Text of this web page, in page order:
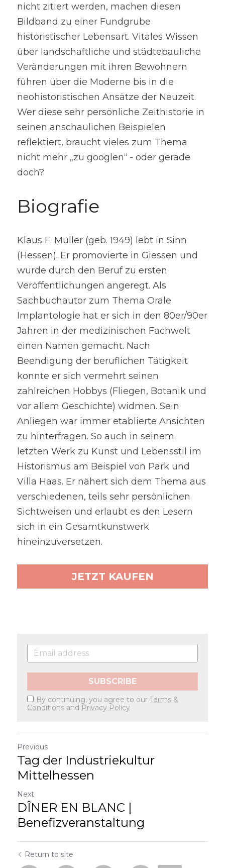
nicht zitiert werden, machen diesen
Bildband zu einer Fundgrube
historistischer Lebensart. Vitales Wissen
über landschaftliche und städtebauliche
Veränderungen mit ihren Bewohnern
führen über die Moderne bis in die
neohistoristischen Ansätze der Neuzeit.
Wer diese sehr persönliche Zeithistorie in
seinen anschaulichen Beispielen
reflektiert, braucht vieles zum Thema
nicht mehr „zu googlen“ - oder gerade
doch?
Biografie
Klaus F. Müller (geb. 1949) lebt in Sinn
(Hessen). Er promovierte in Giessen und
wurde durch den Beruf zu ersten
Veröffentlichungen angeregt. Als
Sachbuchautor zum Thema Orale
Implantologie hat er sich in den 80er/90er
Jahren in der medizinischen Fachwelt
einen Namen gemacht. Nach
Beendigung der beruflichen Tätigkeit
konnte er sich vermehrt seinen
zahlreichen Hobbys (Fliegen, Botanik und
vor allem Geschichte) widmen. Sein
Anliegen war immer etablierte Ansichten
zu hinterfragen. So auch in seinem
letzten Werk zu Kunst und Lebensstil im
Historismus am Beispiel von Park und
Villa Haas. Er nähert sich dem Thema aus
verschiedenen, teils sehr persönlichen
Sichtweisen und erlaubt es den Lesern
sich in ein Gesamtkunstwerk
hineinzuversetzen.
JETZT KAUFEN
SUBSCRIBE
By continuing, you agree to our Terms &
Conditions and Privacy Policy
Previous
Tag der Industriekultur
Mittelhessen
Next
DÎNER EN BLANC |
Benefizveranstaltung
Return to site